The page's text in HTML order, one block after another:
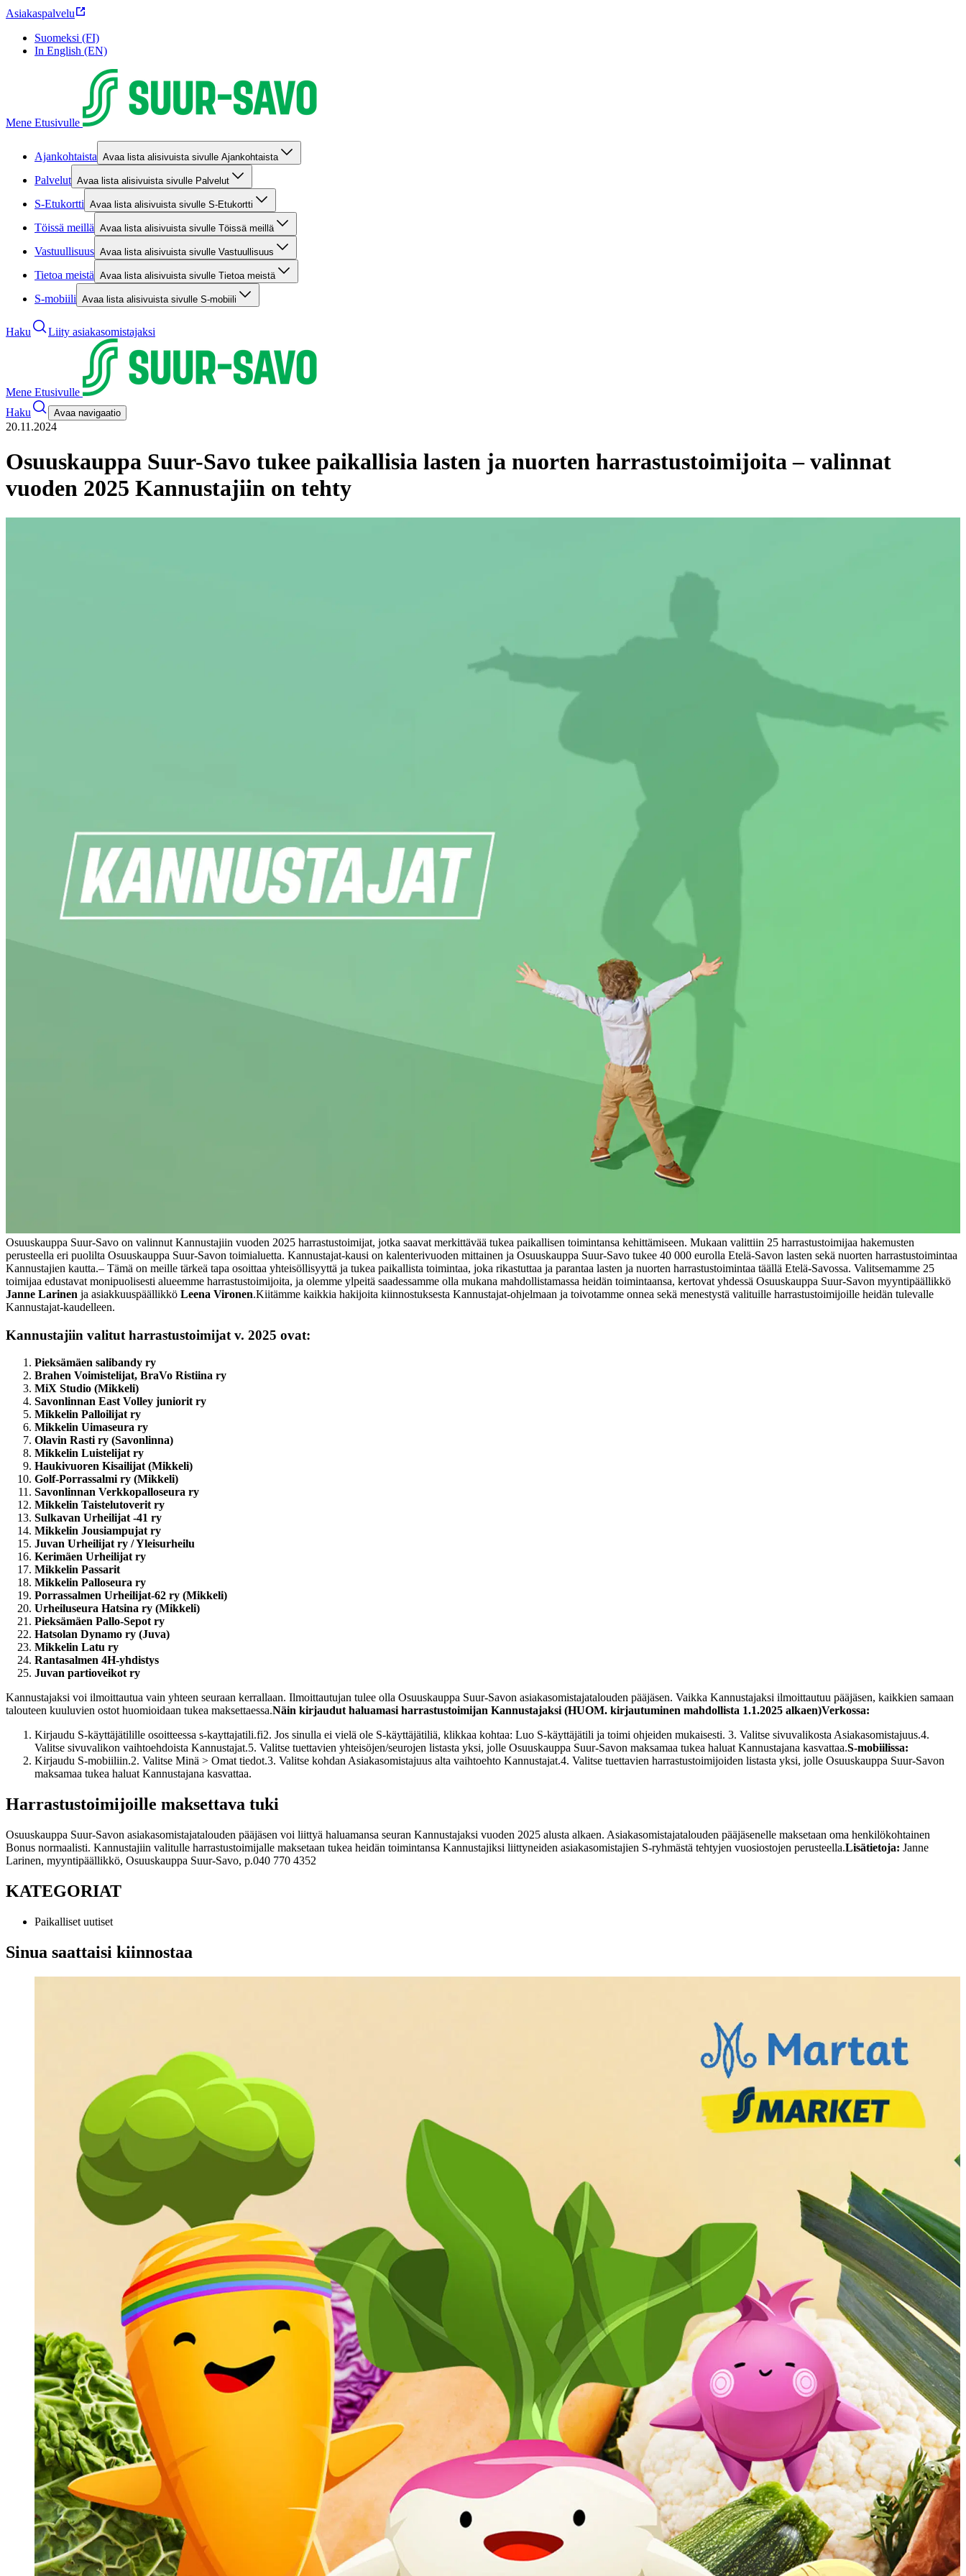
Asiakaspalvelu
Suomeksi (FI)
In English (EN)
Mene Etusivulle
Ajankohtaista Avaa lista alisivuista sivulle Ajankohtaista
Palvelut Avaa lista alisivuista sivulle Palvelut
S-Etukortti Avaa lista alisivuista sivulle S-Etukortti
Töissä meillä Avaa lista alisivuista sivulle Töissä meillä
Vastuullisuus Avaa lista alisivuista sivulle Vastuullisuus
Tietoa meistä Avaa lista alisivuista sivulle Tietoa meistä
S-mobiili Avaa lista alisivuista sivulle S-mobiili
Haku Liity asiakasomistajaksi
Mene Etusivulle
Haku
Avaa navigaatio
20.11.2024
Osuuskauppa Suur-Savo tukee paikallisia lasten ja nuorten harrastustoimijoita – valinnat
vuoden 2025 Kannustajiin on tehty
Osuuskauppa Suur-Savo on valinnut Kannustajiin vuoden 2025 harrastustoimijat, jotka saavat merkittävää tukea paikallisen toimintansa kehittämiseen. Mukaan valittiin 25 harrastustoimijaa hakemusten
perusteella eri puolilta Osuuskauppa Suur-Savon toimialuetta. Kannustajat-kausi on kalenterivuoden mittainen ja Osuuskauppa Suur-Savo tukee 40 000 eurolla Etelä-Savon lasten sekä nuorten harrastustoimintaa
Kannustajien kautta.‒ Tämä on meille tärkeä tapa osoittaa yhteisöllisyyttä ja tukea paikallista toimintaa, joka rikastuttaa ja parantaa lasten ja nuorten harrastustoimintaa täällä Etelä-Savossa. Valitsemamme 25
toimijaa edustavat monipuolisesti alueemme harrastustoimijoita, ja olemme ylpeitä saadessamme olla mukana mahdollistamassa heidän toimintaansa, kertovat yhdessä Osuuskauppa Suur-Savon myyntipäällikkö
Janne Larinen ja asiakkuuspäällikkö Leena Vironen.Kiitämme kaikkia hakijoita kiinnostuksesta Kannustajat-ohjelmaan ja toivotamme onnea sekä menestystä valituille harrastustoimijoille heidän tulevalle
Kannustajat-kaudelleen.
Kannustajiin valitut harrastustoimijat v. 2025 ovat:
Pieksämäen salibandy ry
Brahen Voimistelijat, BraVo Ristiina ry
MiX Studio (Mikkeli)
Savonlinnan East Volley juniorit ry
Mikkelin Palloilijat ry
Mikkelin Uimaseura ry
Olavin Rasti ry (Savonlinna)
Mikkelin Luistelijat ry
Haukivuoren Kisailijat (Mikkeli)
Golf-Porrassalmi ry (Mikkeli)
Savonlinnan Verkkopalloseura ry
Mikkelin Taistelutoverit ry
Sulkavan Urheilijat -41 ry
Mikkelin Jousiampujat ry
Juvan Urheilijat ry / Yleisurheilu
Kerimäen Urheilijat ry
Mikkelin Passarit
Mikkelin Palloseura ry
Porrassalmen Urheilijat-62 ry (Mikkeli)
Urheiluseura Hatsina ry (Mikkeli)
Pieksämäen Pallo-Sepot ry
Hatsolan Dynamo ry (Juva)
Mikkelin Latu ry
Rantasalmen 4H-yhdistys
Juvan partioveikot ry
Kannustajaksi voi ilmoittautua vain yhteen seuraan kerrallaan. Ilmoittautujan tulee olla Osuuskauppa Suur-Savon asiakasomistajatalouden pääjäsen. Vaikka Kannustajaksi ilmoittautuu pääjäsen, kaikkien samaan
talouteen kuuluvien ostot huomioidaan tukea maksettaessa.Näin kirjaudut haluamasi harrastustoimijan Kannustajaksi (HUOM. kirjautuminen mahdollista 1.1.2025 alkaen)Verkossa:
Kirjaudu S-käyttäjätilille osoitteessa s-kayttajatili.fi2. Jos sinulla ei vielä ole S-käyttäjätiliä, klikkaa kohtaa: Luo S-käyttäjätili ja toimi ohjeiden mukaisesti. 3. Valitse sivuvalikosta Asiakasomistajuus.4.
Valitse sivuvalikon vaihtoehdoista Kannustajat.5. Valitse tuettavien yhteisöjen/seurojen listasta yksi, jolle Osuuskauppa Suur-Savon maksamaa tukea haluat Kannustajana kasvattaa.S-mobiilissa:
Kirjaudu S-mobiiliin.2. Valitse Minä > Omat tiedot.3. Valitse kohdan Asiakasomistajuus alta vaihtoehto Kannustajat.4. Valitse tuettavien harrastustoimijoiden listasta yksi, jolle Osuuskauppa Suur-Savon
maksamaa tukea haluat Kannustajana kasvattaa.
Harrastustoimijoille maksettava tuki
Osuuskauppa Suur-Savon asiakasomistajatalouden pääjäsen voi liittyä haluamansa seuran Kannustajaksi vuoden 2025 alusta alkaen. Asiakasomistajatalouden pääjäsenelle maksetaan oma henkilökohtainen
Bonus normaalisti. Kannustajiin valitulle harrastustoimijalle maksetaan tukea heidän toimintansa Kannustajiksi liittyneiden asiakasomistajien S-ryhmästä tehtyjen vuosiostojen perusteella.Lisätietoja: Janne
Larinen, myyntipäällikkö, Osuuskauppa Suur-Savo, p.040 770 4352
KATEGORIAT
Paikalliset uutiset
Sinua saattaisi kiinnostaa